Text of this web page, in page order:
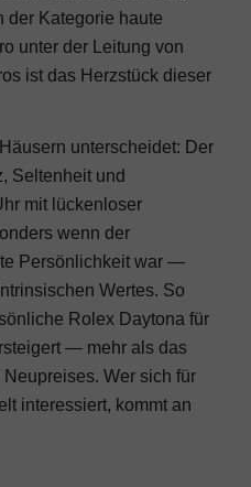
der Kategorie haute
unter der Leitung von
ist das Herzstück dieser
unterscheidet: Der
Seltenheit und
mit lückenloser
wenn der
Persönlichkeit war —
Wertes. So
Rolex Daytona für
— mehr als das
Wer sich für
interessiert, kommt an